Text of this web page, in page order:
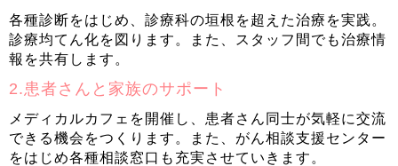
各種診断をはじめ、診療科の垣根を超えた治療を実践。
診療均てん化を図ります。また、スタッフ間でも治療情
報を共有します。
2.患者さんと家族のサポート
メディカルカフェを開催し、患者さん同士が気軽に交流
できる機会をつくります。また、がん相談支援センター
をはじめ各種相談窓口も充実させていきます。